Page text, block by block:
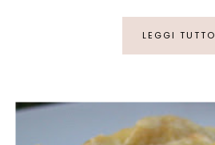
LEGGI TUTTO